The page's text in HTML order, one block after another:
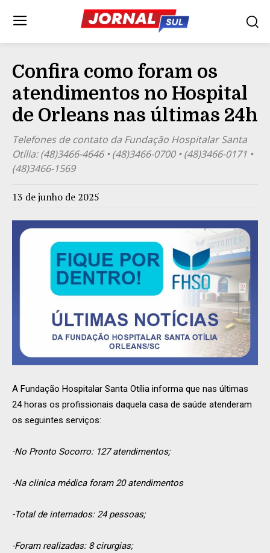
Confira como foram os
atendimentos no Hospital
de Orleans nas últimas 24h
Telefones de contato da Fundação Hospitalar Santa
Otília: (48)3466-4646 • (48)3466-0700 • (48)3466-0171 •
(48)3466-1569
13 de junho de 2025
A Fundação Hospitalar Santa Otília informa que nas últimas
24 horas os profissionais daquela casa de saúde atenderam
os seguintes serviços:
-No Pronto Socorro: 127 atendimentos;
-Na clinica médica foram 20 atendimentos
-Total de internados: 24 pessoas;
-Foram realizadas: 8 cirurgias;